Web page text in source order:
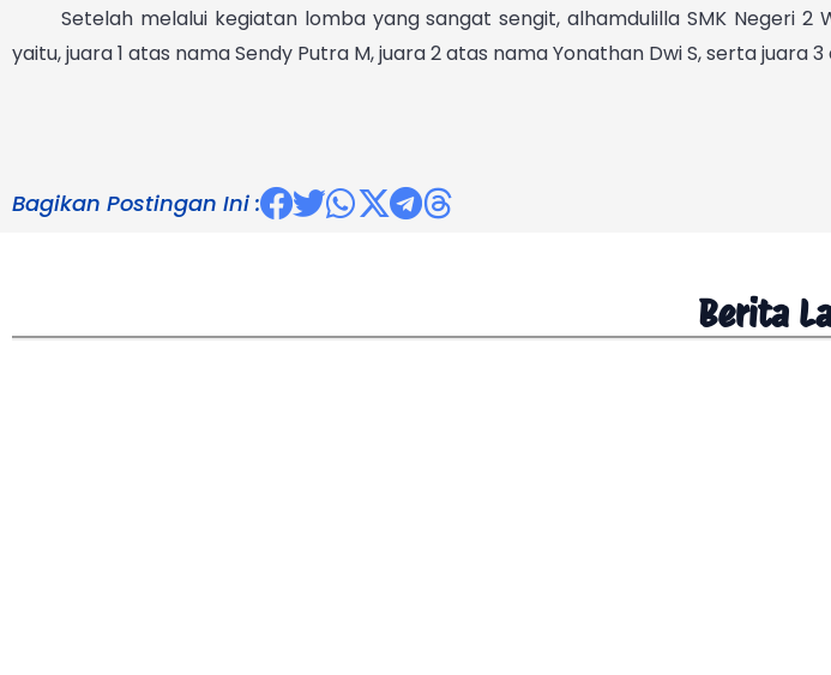
Setelah melalui kegiatan lomba yang sangat sengit, alhamdulilla SMK Negeri 2
yaitu, juara 1 atas nama Sendy Putra M, juara 2 atas nama Yonathan Dwi S, serta juara
Bagikan Postingan Ini :
Berita